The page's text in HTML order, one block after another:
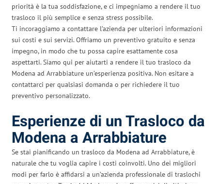
priorità è la tua soddisfazione, e ci impegniamo a rendere il tuo
trasloco il più semplice e senza stress possibile.
Ti incoraggiamo a contattare l’azienda per ulteriori informazioni
sui costi e sui servizi. Offriamo un preventivo gratuito e senza
impegno, in modo che tu possa capire esattamente cosa
aspettarti. Siamo qui per aiutarti a rendere il tuo trasloco da
Modena ad Arrabbiature un’esperienza positiva. Non esitare a
contattarci per qualsiasi domanda o per richiedere il tuo
preventivo personalizzato.
Esperienze di un Trasloco da
Modena a Arrabbiature
Se stai pianificando un trasloco da Modena ad Arrabbiature, è
naturale che tu voglia capire i costi coinvolti. Uno dei migliori
modi per farlo è affidarsi a un’azienda professionale di traslochi